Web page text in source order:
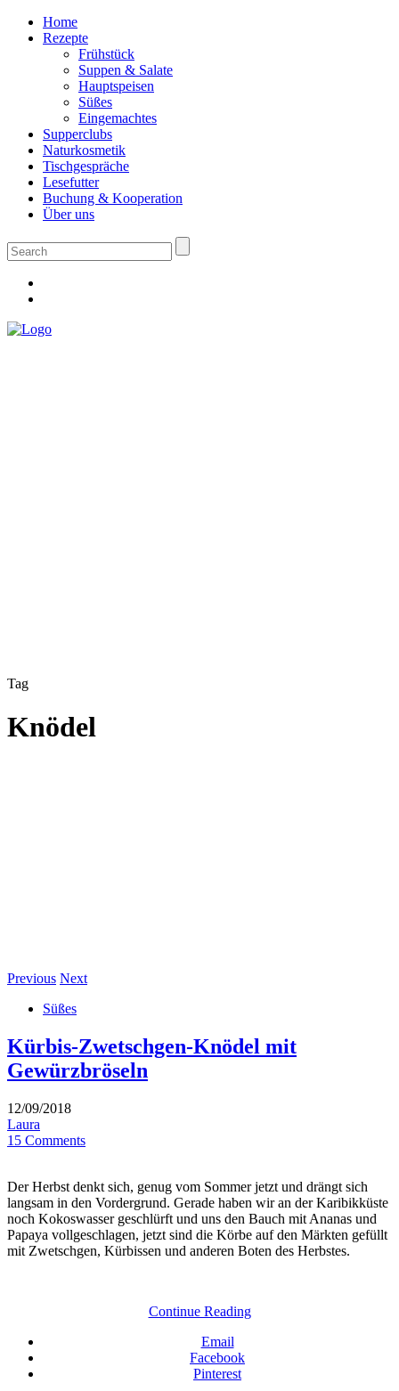
Home
Rezepte
Frühstück
Suppen & Salate
Hauptspeisen
Süßes
Eingemachtes
Supperclubs
Naturkosmetik
Tischgespräche
Lesefutter
Buchung & Kooperation
Über uns
Tag
Knödel
Previous Next
Süßes
Kürbis-Zwetschgen-Knödel mit
Gewürzbröseln
12/09/2018
Laura
15 Comments
Der Herbst denkt sich, genug vom Sommer jetzt und drängt sich
langsam in den Vordergrund. Gerade haben wir an der Karibikküste
noch Kokoswasser geschlürft und uns den Bauch mit Ananas und
Papaya vollgeschlagen, jetzt sind die Körbe auf den Märkten gefüllt
mit Zwetschgen, Kürbissen und anderen Boten des Herbstes.
Continue Reading
Email
Facebook
Pinterest